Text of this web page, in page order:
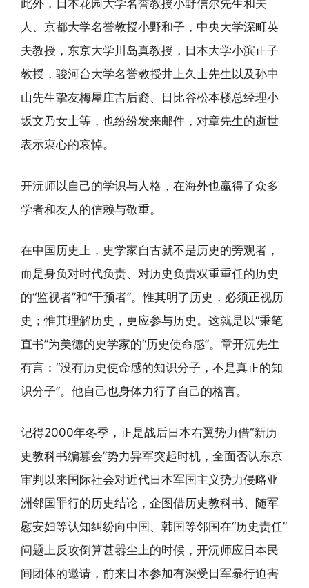
此外，日本花园大学名誉教授小野信尔先生和夫
人、京都大学名誉教授小野和子，中央大学深町英
夫教授，东京大学川岛真教授，日本大学小滨正子
教授，骏河台大学名誉教授井上久士先生以及孙中
山先生挚友梅屋庄吉后裔、日比谷松本楼总经理小
坂文乃女士等，也纷纷发来邮件，对章先生的逝世
表示衷心的哀悼。
开沅师以自己的学识与人格，在海外也赢得了众多
学者和友人的信赖与敬重。
在中国历史上，史学家自古就不是历史的旁观者，
而是身负对时代负责、对历史负责双重重任的历史
的“监视者”和“干预者”。惟其明了历史，必须正视历
史；惟其理解历史，更应参与历史。这就是以“秉笔
直书”为美德的史学家的“历史使命感”。章开沅先生
有言：“没有历史使命感的知识分子，不是真正的知
识分子”。他自己也身体力行了自己的格言。
记得2000年冬季，正是战后日本右翼势力借“新历
史教科书编篡会”势力异军突起时机，全面否认东京
审判以来国际社会对近代日本军国主义势力侵略亚
洲邻国罪行的历史结论，企图借历史教科书、随军
慰安妇等认知纠纷向中国、韩国等邻国在“历史责任”
问题上反攻倒算甚嚣尘上的时候，开沅师应日本民
间团体的邀请，前来日本参加有深受日军暴行迫害